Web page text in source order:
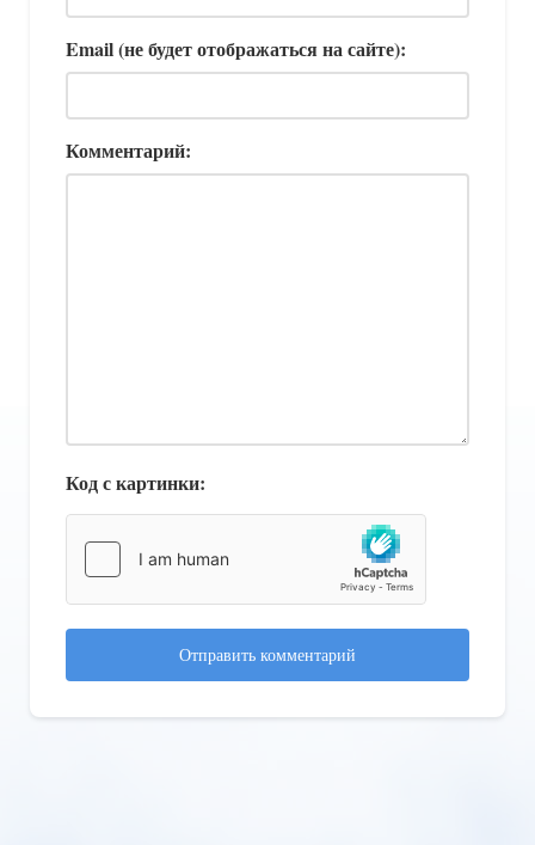
Email (не будет отображаться на сайте):
Комментарий:
Код с картинки:
Отправить комментарий